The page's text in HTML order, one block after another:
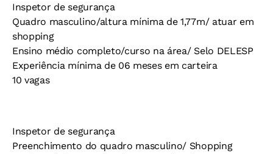
Inspetor de segurança
Quadro masculino/altura mínima de 1,77m/ atuar em
shopping
Ensino médio completo/curso na área/ Selo DELESP
Experiência mínima de 06 meses em carteira
10 vagas
Inspetor de segurança
Preenchimento do quadro masculino/ Shopping